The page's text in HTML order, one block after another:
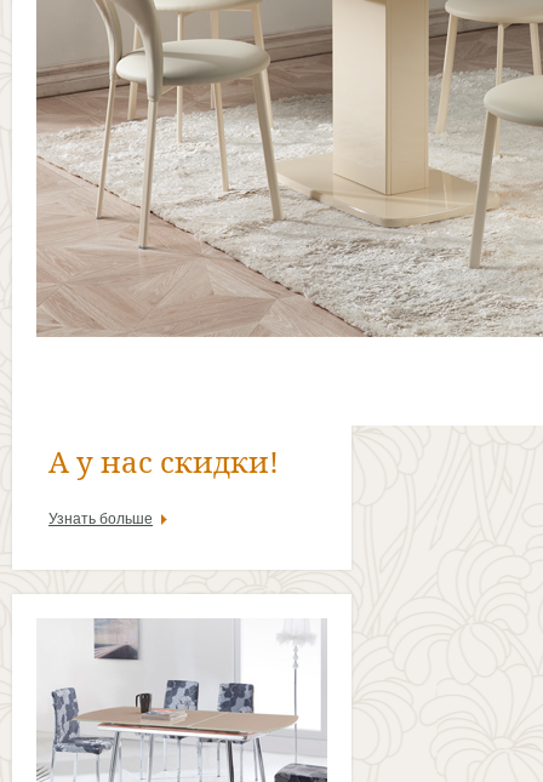
А у нас скидки!
Узнать больше